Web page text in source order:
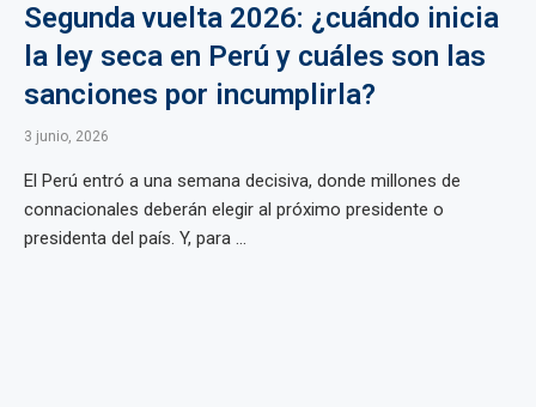
Segunda vuelta 2026: ¿cuándo inicia
la ley seca en Perú y cuáles son las
sanciones por incumplirla?
3 junio, 2026
El Perú entró a una semana decisiva, donde millones de
connacionales deberán elegir al próximo presidente o
presidenta del país. Y, para ...